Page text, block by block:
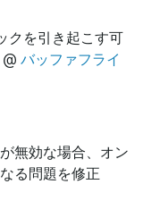
クを引き起こす可
@ バッファフライ
無効な場合、オン
る問題を修正